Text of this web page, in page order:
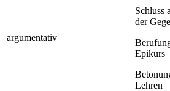
argumentativ
Schluss
der
Epikurs
Lehren